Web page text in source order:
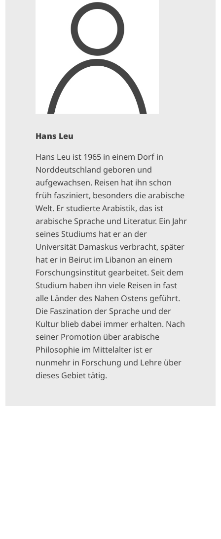
Hans Leu
Hans Leu ist 1965 in einem Dorf in
Norddeutschland geboren und
aufgewachsen. Reisen hat ihn schon
früh fasziniert, besonders die arabische
Welt. Er studierte Arabistik, das ist
arabische Sprache und Literatur. Ein Jahr
seines Studiums hat er an der
Universität Damaskus verbracht, später
hat er in Beirut im Libanon an einem
Forschungsinstitut gearbeitet. Seit dem
Studium haben ihn viele Reisen in fast
alle Länder des Nahen Ostens geführt.
Die Faszination der Sprache und der
Kultur blieb dabei immer erhalten. Nach
seiner Promotion über arabische
Philosophie im Mittelalter ist er
nunmehr in Forschung und Lehre über
dieses Gebiet tätig.